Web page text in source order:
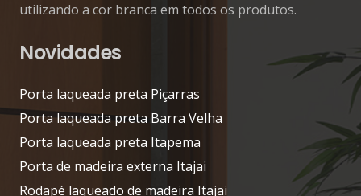
utilizando a cor branca em todos os produtos.
Novidades
Porta laqueada preta Piçarras
Porta laqueada preta Barra Velha
Porta laqueada preta Itapema
Porta de madeira externa Itajai
Rodapé laqueado de madeira Itajai